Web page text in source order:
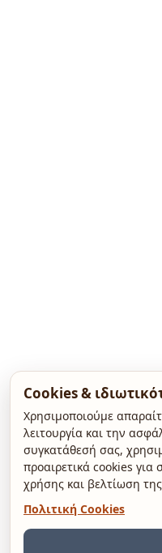
Cookies &
Χρησιμοποιούμε
λειτουργία και την
συγκατάθεσή σας,
προαιρετικά cookies για
χρήσης και βελτίωση
Πολιτική Cookies